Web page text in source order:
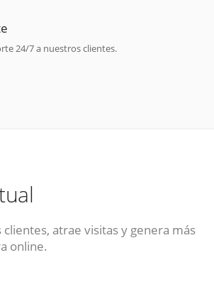
24/7 a nuestros clientes.
clientes, atrae visitas y genera más
online.